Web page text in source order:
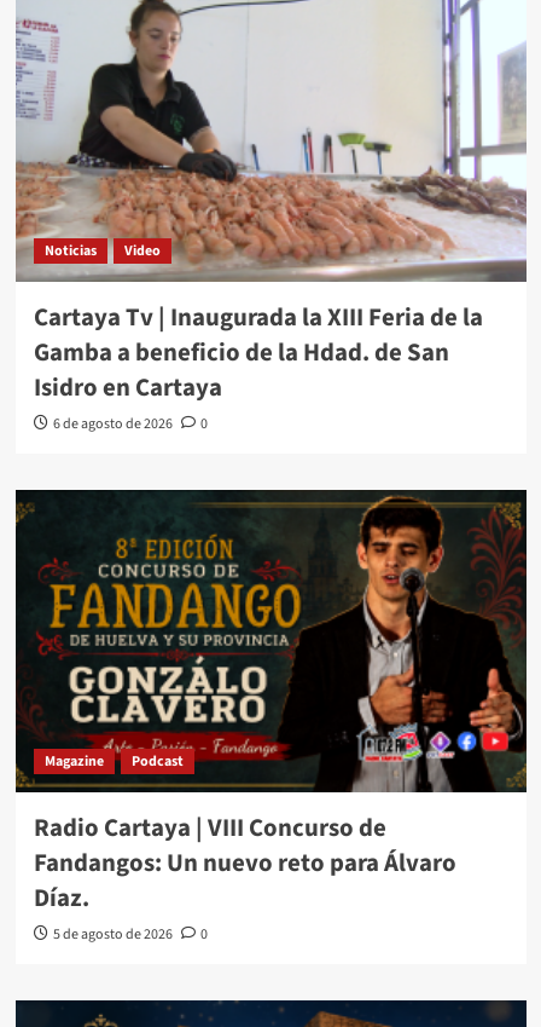
Noticias Video
Cartaya Tv | Inaugurada la XIII Feria de la
Gamba a beneficio de la Hdad. de San
Isidro en Cartaya
6 de agosto de 2026 0
Magazine Podcast
Radio Cartaya | VIII Concurso de
Fandangos: Un nuevo reto para Álvaro
Díaz.
5 de agosto de 2026 0